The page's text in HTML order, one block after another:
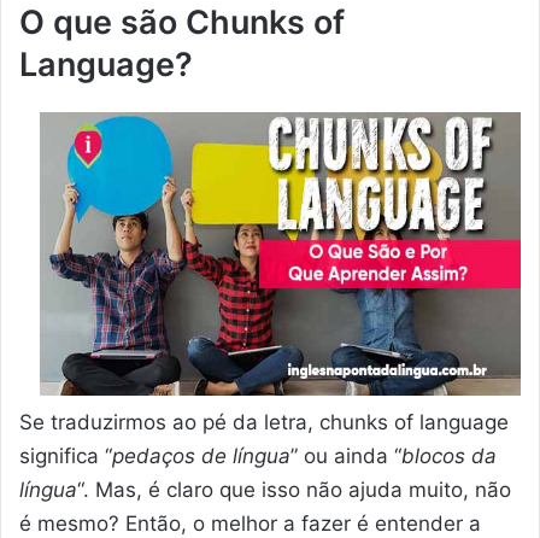
O que são Chunks of
Language?
Se traduzirmos ao pé da letra, chunks of language
significa “pedaços de língua” ou ainda “blocos da
língua“. Mas, é claro que isso não ajuda muito, não
é mesmo? Então, o melhor a fazer é entender a